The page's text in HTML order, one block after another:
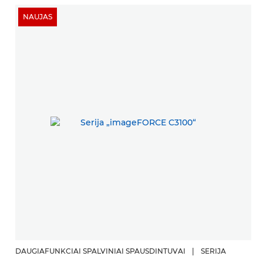
NAUJAS
DAUGIAFUNKCIAI SPALVINIAI SPAUSDINTUVAI |
SERIJA